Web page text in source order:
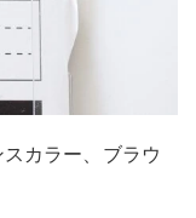
スカラー、ブラウ